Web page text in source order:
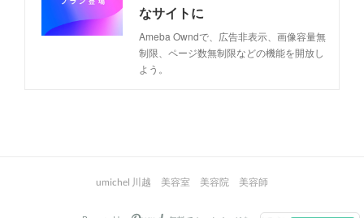
なサイトに
Ameba Owndで、広告非表示、画像容量無
制限、ページ数無制限などの機能を開放し
よう。
umichel 川越 美容室 美容院 美容師